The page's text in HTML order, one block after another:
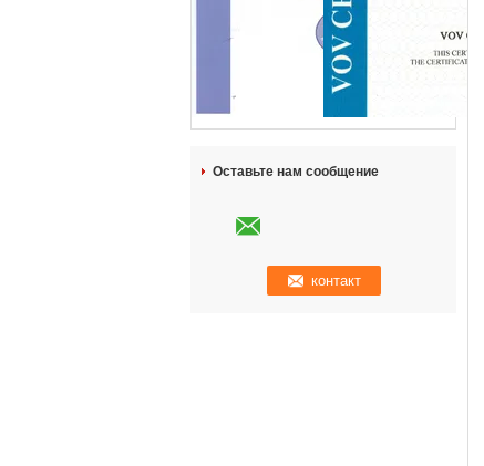
Оставьте нам сообщение